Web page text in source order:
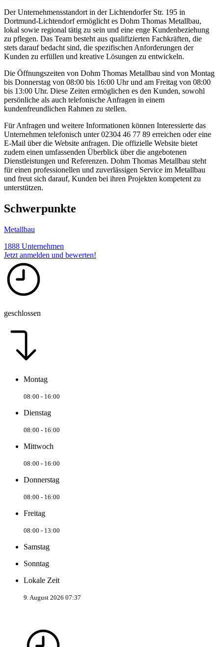
Der Unternehmensstandort in der Lichtendorfer Str. 195 in
Dortmund-Lichtendorf ermöglicht es Dohm Thomas Metallbau,
lokal sowie regional tätig zu sein und eine enge Kundenbeziehung
zu pflegen. Das Team besteht aus qualifizierten Fachkräften, die
stets darauf bedacht sind, die spezifischen Anforderungen der
Kunden zu erfüllen und kreative Lösungen zu entwickeln.
Die Öffnungszeiten von Dohm Thomas Metallbau sind von Montag
bis Donnerstag von 08:00 bis 16:00 Uhr und am Freitag von 08:00
bis 13:00 Uhr. Diese Zeiten ermöglichen es den Kunden, sowohl
persönliche als auch telefonische Anfragen in einem
kundenfreundlichen Rahmen zu stellen.
Für Anfragen und weitere Informationen können Interessierte das
Unternehmen telefonisch unter 02304 46 77 89 erreichen oder eine
E-Mail über die Website anfragen. Die offizielle Website bietet
zudem einen umfassenden Überblick über die angebotenen
Dienstleistungen und Referenzen. Dohm Thomas Metallbau steht
für einen professionellen und zuverlässigen Service im Metallbau
und freut sich darauf, Kunden bei ihren Projekten kompetent zu
unterstützen.
Schwerpunkte
Metallbau
1888 Unternehmen
Jetzt anmelden und bewerten!
geschlossen
Montag
08:00 - 16:00
Dienstag
08:00 - 16:00
Mittwoch
08:00 - 16:00
Donnerstag
08:00 - 16:00
Freitag
08:00 - 13:00
Samstag
Sonntag
Lokale Zeit
9. August 2026 07:37